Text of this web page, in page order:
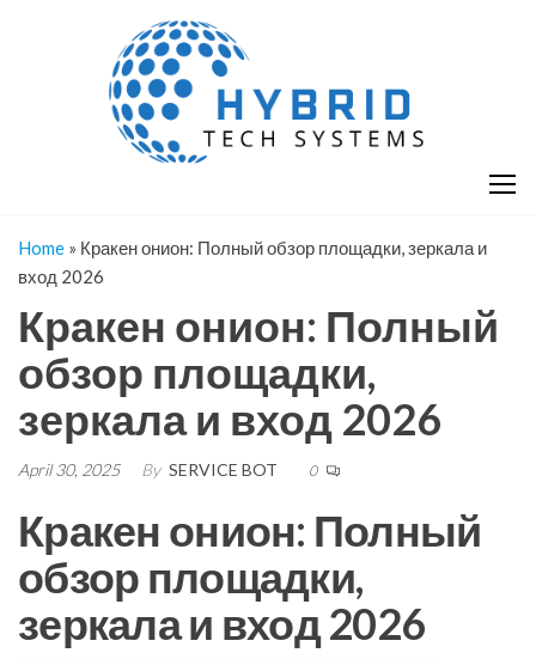
Home » Кракен онион: Полный обзор площадки, зеркала и
вход 2026
Кракен онион: Полный
обзор площадки,
зеркала и вход 2026
April 30, 2025 By SERVICE BOT 0
Кракен онион: Полный
обзор площадки,
зеркала и вход 2026